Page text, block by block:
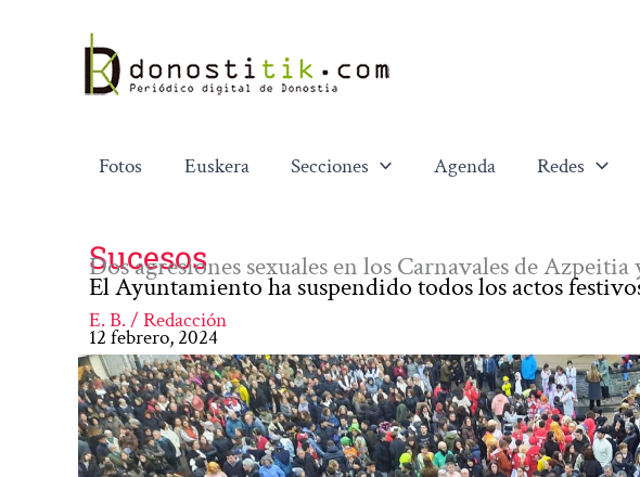
contenido
Fotos Euskera Secciones Agenda Redes
Sucesos
Dos agresiones sexuales en los Carnavales de
El Ayuntamiento ha suspendido todos los actos
E. B. / Redacción
12 febrero, 2024